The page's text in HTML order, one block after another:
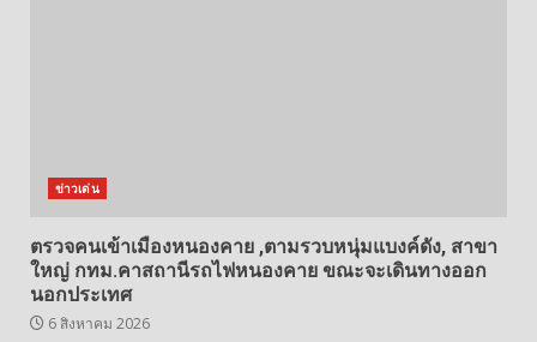
ข่าวเด่น
ตรวจคนเข้าเมืองหนองคาย ,ตามรวบหนุ่มแบงค์ดัง, สาขา
ใหญ่ กทม.คาสถานีรถไฟหนองคาย ขณะจะเดินทางออก
นอกประเทศ
6 สิงหาคม 2026